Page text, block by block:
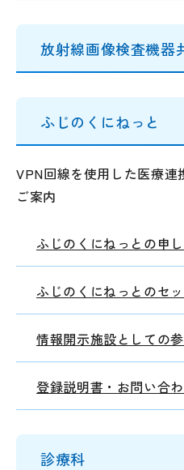
放射線画像検査機器
ふじのくにねっと
VPN回線を使用した医療連
ご案内
ふじのくにねっとの申
ふじのくにねっとのセ
情報開示施設としての
登録説明書・お問い合
診療科